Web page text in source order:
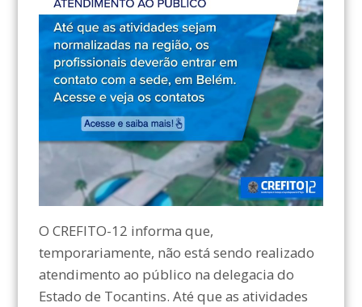
O CREFITO-12 informa que,
temporariamente, não está sendo realizado
atendimento ao público na delegacia do
Estado de Tocantins. Até que as atividades